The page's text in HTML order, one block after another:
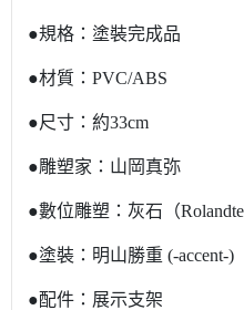
●規格：塗裝完成品
●材質：PVC/ABS
●尺寸：約33cm
●雕塑家：山岡真弥
●數位雕塑：灰石（
●塗裝：明山勝重 (-accent-)
●配件：展示支架